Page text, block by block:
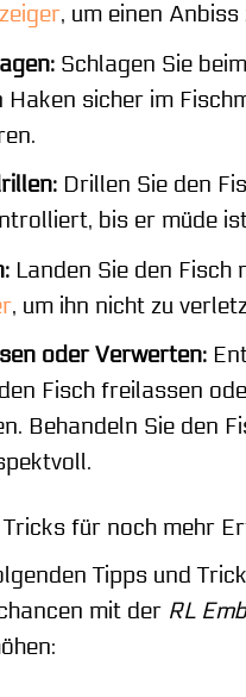
, um einen Anbiss
Schlagen Sie
Haken sicher im
Drillen Sie den
bis er müde
Landen Sie den Fisch
, um ihn nicht zu
oder Verwerten:
Fisch freilassen
Behandeln Sie den
Tricks für noch mehr
Tipps und
mit der RL